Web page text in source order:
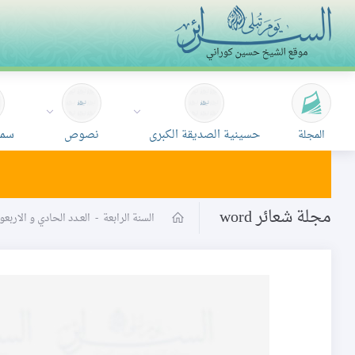
المجلة حسينية الصديقة الكبرى نصوص
مجلة شعائر word
السنة الرابعة - العـدد الحادي و